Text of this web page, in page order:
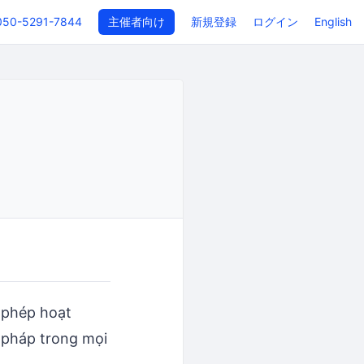
5291-7844 主催者向け 新規登録 ログイン English
hoạt
trong mọi